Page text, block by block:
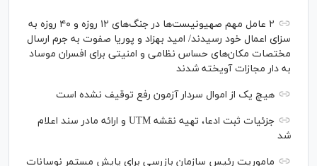
۲ عامل مهم صهیونیست‌ها در جنگ‌های ۱۲ روزه و ۴۰ روزه به
سزای اعمال خود رسیدند/ امید بهزاد و پوریا صفوت به جرم ارسال
مختصات مکان‌های حساس نظامی و امنیتی برای افسران موساد
به دار مجازات آویخته شدند
هیچ یک از اموال سردار آزمون رفع توقیف نشده است
جزئیات ثبت ادعا، تهیه نقشه UTM و ارائه مادر سند اعلام
شد
ماموریت رئیس سازمان بازرسی برای پایش مستمر نوسانات